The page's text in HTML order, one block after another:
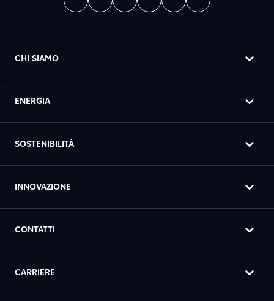
CHI SIAMO
ENERGIA
SOSTENIBILITÀ
INNOVAZIONE
CONTATTI
CARRIERE